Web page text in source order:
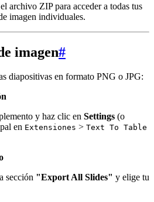
archivo ZIP para acceder a todas tus
imagen individuales.
imagen#
diapositivas en formato PNG o JPG:
y haz clic en Settings (o
en Extensiones > Text To Table
sección "Export All Slides" y elige tu